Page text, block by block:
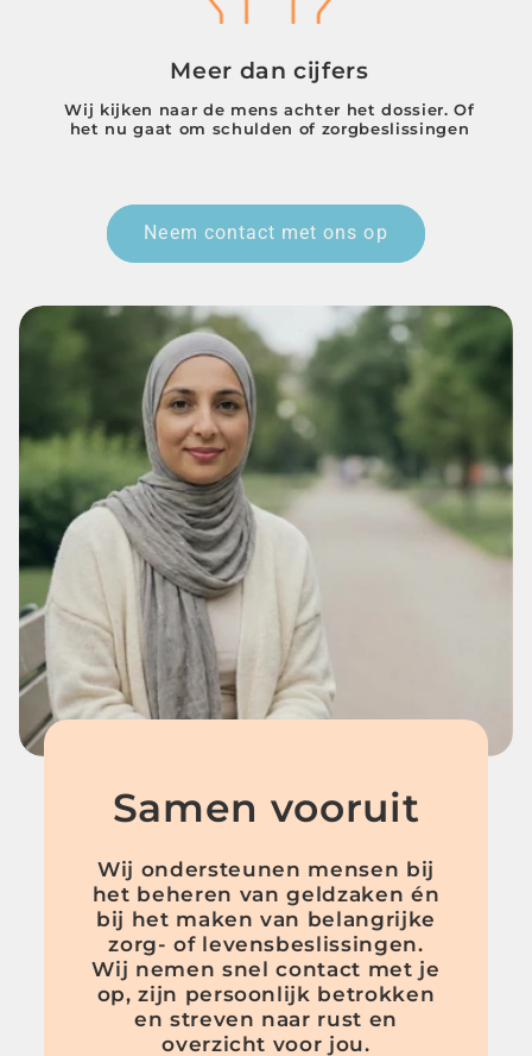
Meer dan cijfers
Wij kijken naar de mens achter het dossier. Of
het nu gaat om schulden of zorgbeslissingen
Neem contact met ons op
Samen vooruit
Wij ondersteunen mensen bij
het beheren van geldzaken én
bij het maken van belangrijke
zorg‑ of levensbeslissingen.
Wij nemen snel contact met je
op, zijn persoonlijk betrokken
en streven naar rust en
overzicht voor jou.